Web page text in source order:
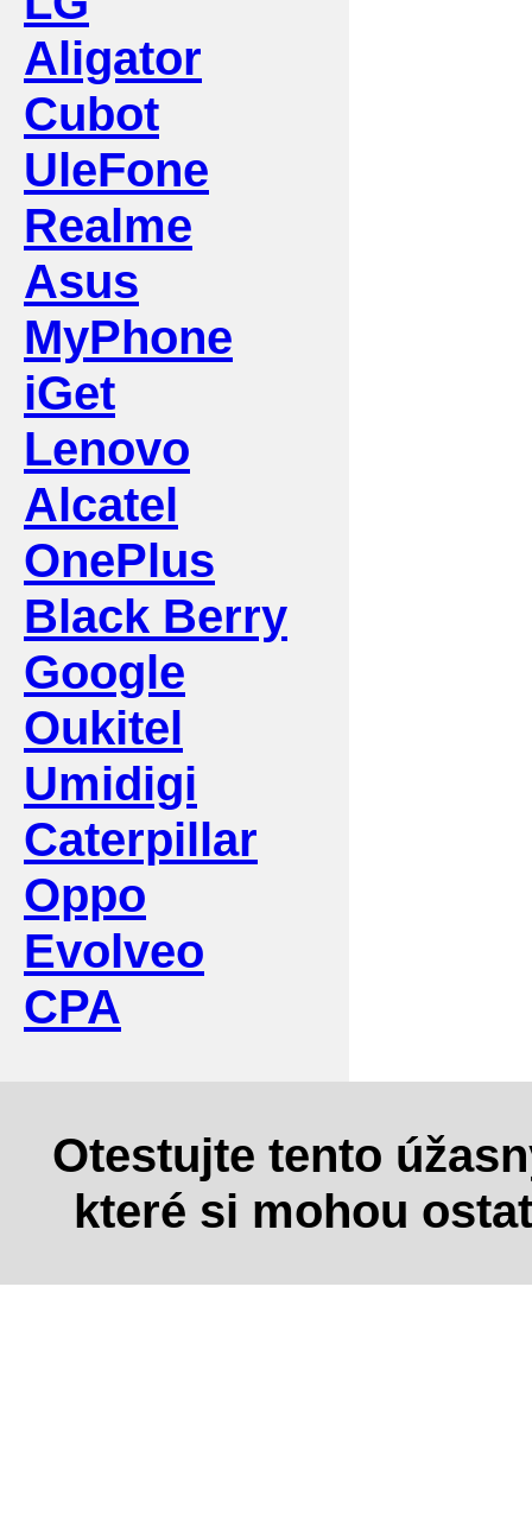
Aligator
Cubot
UleFone
Realme
Asus
MyPhone
iGet
Lenovo
Alcatel
OnePlus
Black Berry
Google
Oukitel
Umidigi
Caterpillar
Oppo
Evolveo
CPA
Otestujte tento
které si mohou